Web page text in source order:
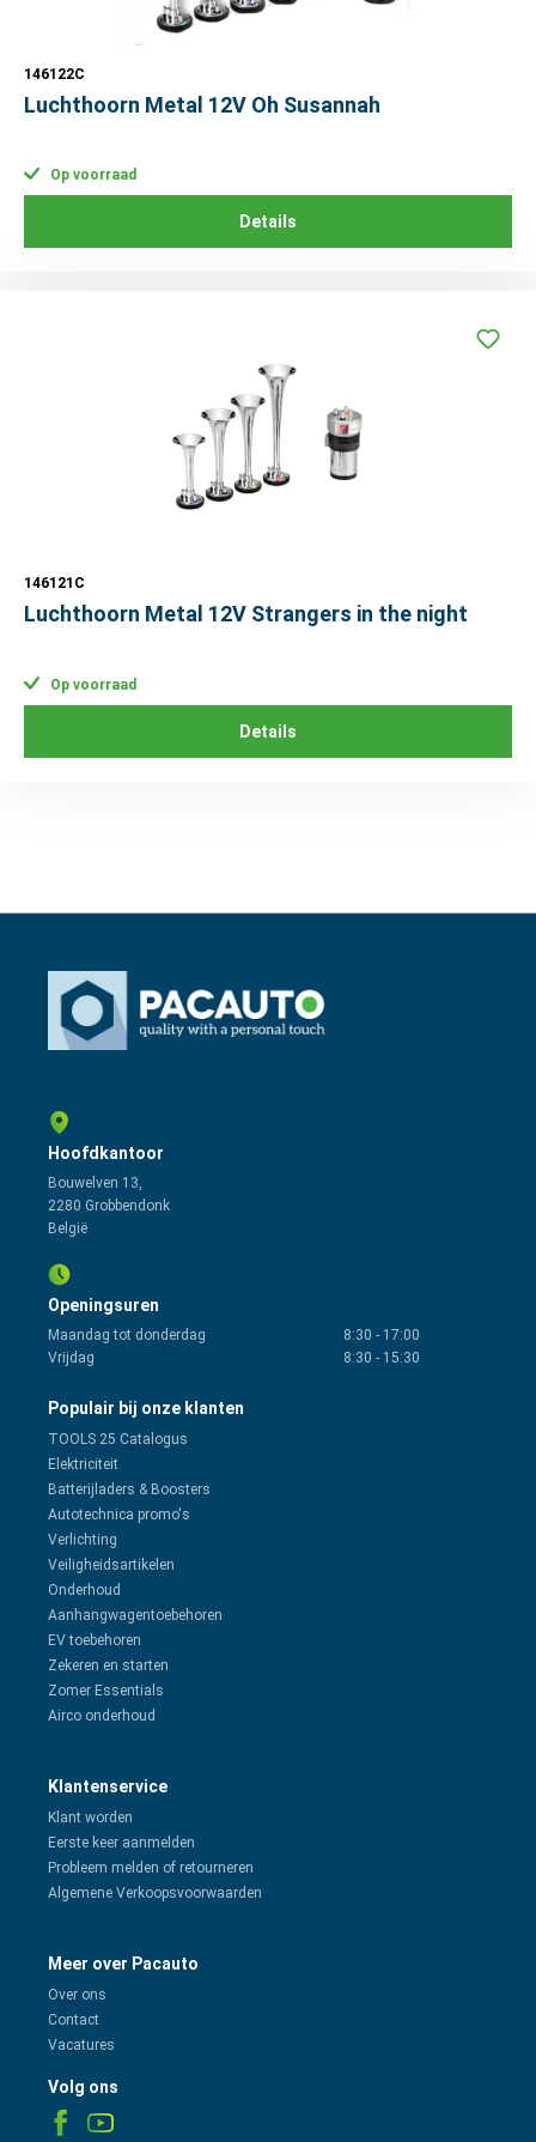
146122C
Luchthoorn Metal 12V Oh Susannah
Op voorraad
Details
146121C
Luchthoorn Metal 12V Strangers in the night
Op voorraad
Details
Hoofdkantoor
Bouwelven 13,
2280 Grobbendonk
België
Openingsuren
Maandag tot donderdag 8:30 - 17:00
Vrijdag
8:30 - 15:30
Populair bij onze klanten
TOOLS 25 Catalogus
Elektriciteit
Batterijladers & Boosters
Autotechnica promo's
Verlichting
Veiligheidsartikelen
Onderhoud
Aanhangwagentoebehoren
EV toebehoren
Zekeren en starten
Zomer Essentials
Airco onderhoud
Klantenservice
Klant worden
Eerste keer aanmelden
Probleem melden of retourneren
Algemene Verkoopsvoorwaarden
Meer over Pacauto
Over ons
Contact
Vacatures
Volg ons